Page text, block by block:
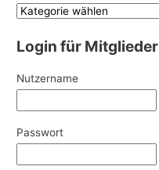
Login für Mitglieder
Nutzername
Passwort